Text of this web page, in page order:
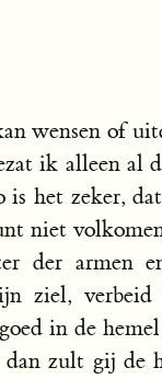
wensen of
ik alleen al
is het zeker,
niet
der armen
ziel,
in de
zult gij de